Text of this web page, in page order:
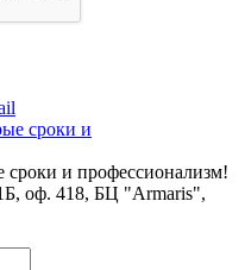
сроки и профессионализм!
оф. 418, БЦ "Armaris",